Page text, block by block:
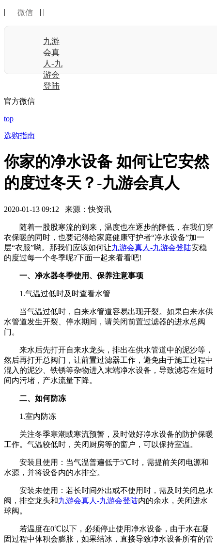
| | 微信 | |
九游
会真
人-九
游会
登陆
官方微信
top
选购指南
你家的净水设备 如何让它安然
的度过冬天？-九游会真人
2020-01-13 09:12 来源：快资讯
随着一股股寒流的到来，温度也在逐步的降低，在我们穿
衣保暖的同时，也要记得给家庭健康守护者“净水设备”加一
层“衣服”哟。那我们应该如何让九游会真人-九游会登陆安稳
的度过每一个冬季呢?下面一起来看看吧!
一、净水器冬季使用、保养注意事项
1.气温过低时及时查看水管
当气温过低时，自来水管道容易出现开裂。如果自来水供
水管道发生开裂、停水期间，请关闭前置过滤器的进水总阀
门。
来水后先打开自来水龙头，排出在供水管道中的泥沙等，
然后再打开总阀门，让前置过滤器工作，避免由于施工过程中
混入的泥沙、铁锈等杂物进入末端净水设备，导致滤芯在短时
间内污堵，产水流量下降。
二、如何防冻
1.室内防冻
关注冬季寒潮或寒流预警，及时做好净水设备的防护保暖
工作。气温较低时，关闭厨房等的窗户，可以保持室温。
安装且使用：当气温普遍低于5℃时，需提前关闭电源和
水源，并将设备内的水排空。
安装未使用：若长时间外出或不使用时，需及时关闭总水
阀，排空龙头和九游会真人-九游会登陆内的余水，关闭进水
球阀。
若温度在0℃以下，必须停止使用净水设备，由于水在凝
固过程中体积会膨胀，如果结冰，直接导致净水设备所有的管